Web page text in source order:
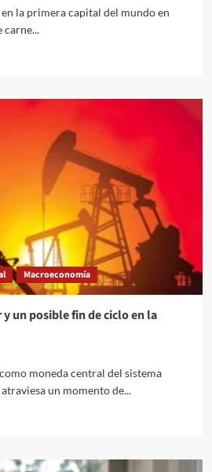
la primera capital del mundo en
Macroeconomía
un posible fin de ciclo en la
moneda central del sistema
un momento de...